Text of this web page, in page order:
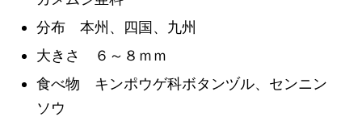
分布 本州、四国、九州
大きさ ６～８ｍｍ
食べ物 キンポウゲ科ボタンヅル、センニン
ソウ